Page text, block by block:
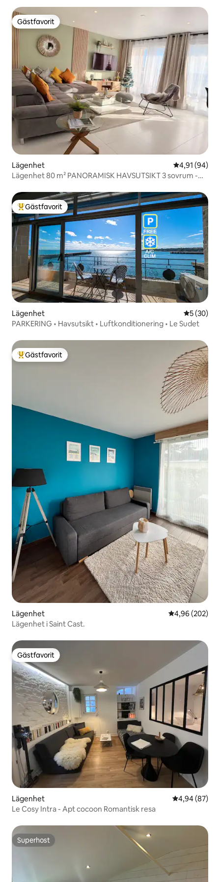
Gästfavorit
Gästfavorit
Lägenhet 4,91 av 5 i
4,91 (94)
Lägenhet 80 m² PANORAMISK HAVSUTSIKT 3 sovrum -
Populär gästfavorit
Gästfavorit
Lägenhet 5 av 5 i
5 (30)
PARKERING • Havsutsikt • Luftkonditionering • Le Sudet
Populär gästfavorit
Gästfavorit
Lägenhet 4,96 av 5 i
4,96 (202)
Lägenhet i Saint Cast.
Gästfavorit
Gästfavorit
Lägenhet 4,94 av 5 i
4,94 (87)
Le Cosy Intra - Apt cocoon Romantisk resa
Superhost
Superhost